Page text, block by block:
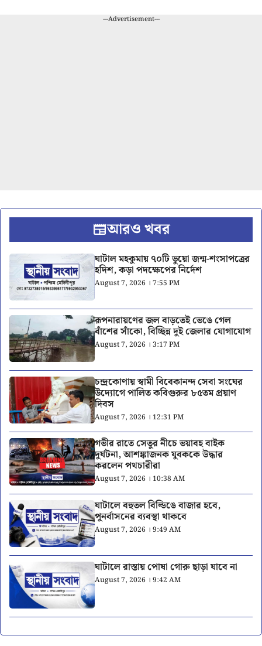
---Advertisement---
আরও খবর
ঘাটাল মহকুমায় ৭০টি ভুয়ো জন্ম-শংসাপত্রের
হদিশ, কড়া পদক্ষেপের নির্দেশ
August 7, 2026 । 7:55 PM
রূপনারায়ণের জল বাড়তেই ভেঙে গেল
বাঁশের সাঁকো, বিচ্ছিন্ন দুই জেলার যোগাযোগ
August 7, 2026 । 3:17 PM
চন্দ্রকোণায় স্বামী বিবেকানন্দ সেবা সংঘের
উদ্যোগে পালিত কবিগুরুর ৮৫তম প্রয়াণ
দিবস
August 7, 2026 । 12:31 PM
গভীর রাতে সেতুর নীচে ভয়াবহ বাইক
দুর্ঘটনা, আশঙ্কাজনক যুবককে উদ্ধার
করলেন পথচারীরা
August 7, 2026 । 10:38 AM
ঘাটালে বহুতল বিল্ডিঙে বাজার হবে,
পুনর্বাসনের ব্যবস্থা থাকবে
August 7, 2026 । 9:49 AM
ঘাটালে রাস্তায় পোষা গোরু ছাড়া যাবে না
August 7, 2026 । 9:42 AM